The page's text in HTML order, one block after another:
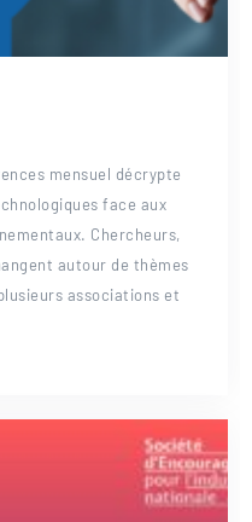
mensuel décrypte
face aux
Chercheurs,
autour de thèmes
associations et